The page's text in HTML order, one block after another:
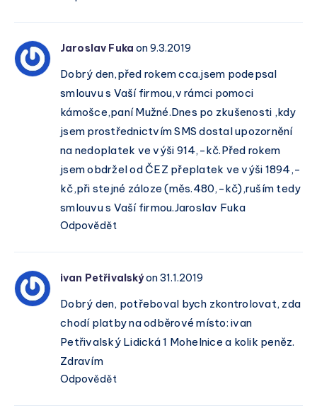
Jaroslav Fuka on 9.3.2019
Dobrý den,před rokem cca.jsem podepsal
smlouvu s Vaší firmou,v rámci pomoci
kámošce,paní Mužné.Dnes po zkušenosti ,kdy
jsem prostřednictvím SMS dostal upozornění
na nedoplatek ve výši 914,-kč.Před rokem
jsem obdržel od ČEZ přeplatek ve výši 1894,-
kč,při stejné záloze (měs.480,-kč),ruším tedy
smlouvu s Vaší firmou.Jaroslav Fuka
Odpovědět
ivan Petřivalskýon 31.1.2019
Dobrý den, potřeboval bych zkontrolovat, zda
chodí platby na odběrové místo: ivan
Petřivalský Lidická 1 Mohelnice a kolik peněz.
Zdravím
Odpovědět